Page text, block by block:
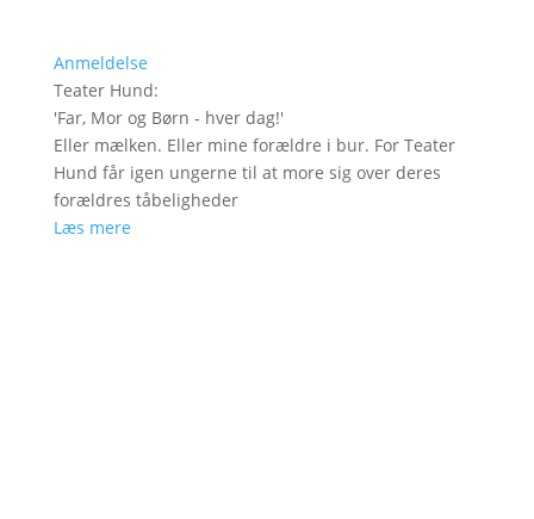
Anmeldelse
Teater Hund:
'Far, Mor og Børn - hver dag!'
Eller mælken. Eller mine forældre i bur. For Teater
Hund får igen ungerne til at more sig over deres
forældres tåbeligheder
Læs mere